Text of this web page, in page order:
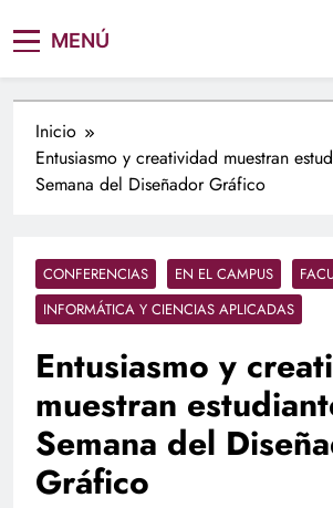
MENÚ
Inicio
Entusiasmo y creatividad muestran
Semana del Diseñador Gráfico
CONFERENCIAS EN EL CAMPUS
INFORMÁTICA Y CIENCIAS APLICADAS
Entusiasmo y
muestran
Semana del
Gráfico